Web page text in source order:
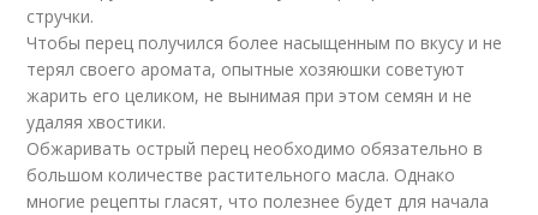
стручки.
Чтобы перец получился более насыщенным по вкусу и не
терял своего аромата, опытные хозяюшки советуют
жарить его целиком, не вынимая при этом семян и не
удаляя хвостики.
Обжаривать острый перец необходимо обязательно в
большом количестве растительного масла. Однако
многие рецепты гласят, что полезнее будет для начала